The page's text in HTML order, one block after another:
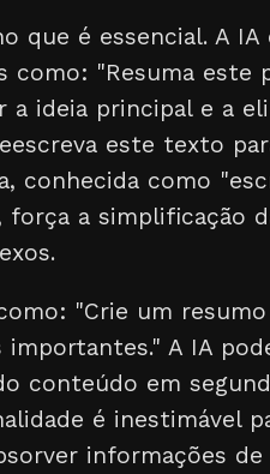
que é essencial. A
"Resuma este
ideia principal e a
este texto
conhecida como
força a simplificação
"Crie um
A IA
conteúdo em
é inestimável
informações